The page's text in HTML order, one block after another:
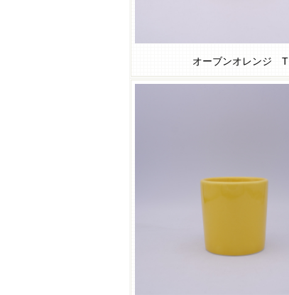
オーブンオレンジ T